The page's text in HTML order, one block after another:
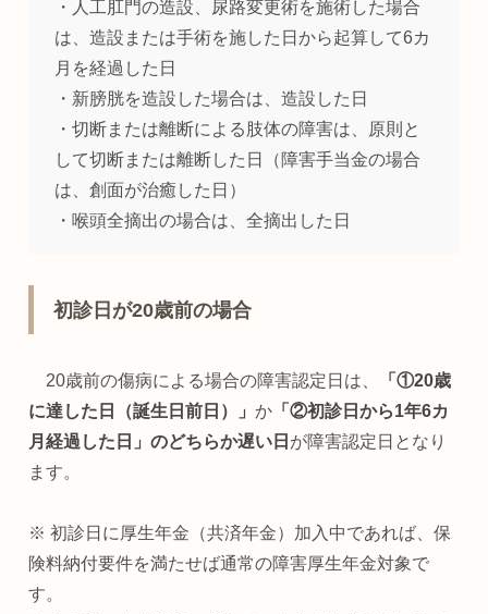
・人工肛門の造設、尿路変更術を施術した場合
は、造設または手術を施した日から起算して6カ
月を経過した日
・新膀胱を造設した場合は、造設した日
・切断または離断による肢体の障害は、原則と
して切断または離断した日（障害手当金の場合
は、創面が治癒した日）
・喉頭全摘出の場合は、全摘出した日
初診日が20歳前の場合
20歳前の傷病による場合の障害認定日は、
「①20歳
に達した日（誕生日前日）」か 「②初診日から1年6カ
月経過した日」のどちらか遅い日 が障害認定日となり
ます。
※ 初診日に厚生年金（共済年金）加入中であれば、保
険料納付要件を満たせば通常の障害厚生年金対象で
す。